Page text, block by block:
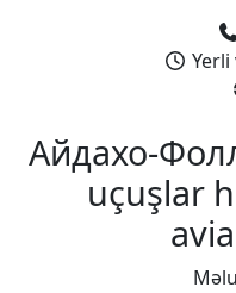
Yerli
Айдахо-
uçuşlar